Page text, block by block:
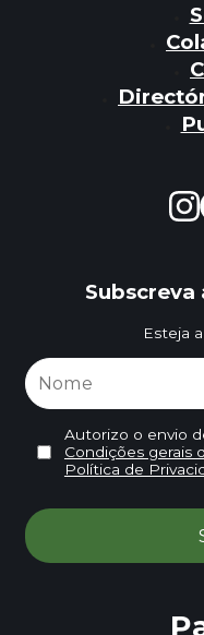
Subscreva
Esteja
Autorizo o envio
Condições gerais
Política de